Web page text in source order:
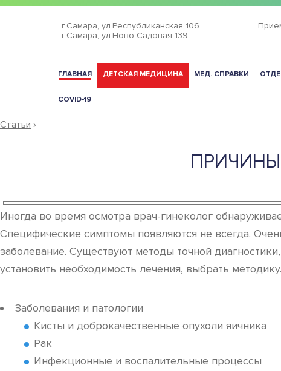
г.Самара, ул.Республиканская 106
г.Самара, ул.Ново-Садовая 139
ГЛАВНАЯ ДЕТСКАЯ МЕДИЦИНА МЕД. СПРАВКИ
COVID-19
Статьи ›
Иногда во время осмотра врач-гинеколог
Специфические симптомы появляются не всегда.
заболевание. Существуют методы точной
установить необходимость лечения, выбрать методику.
Заболевания и патологии
Кисты и доброкачественные опухоли яичника
Рак
Инфекционные и воспалительные процессы